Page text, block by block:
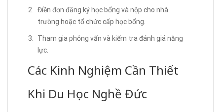
Điền đơn đăng ký học bổng và nộp cho nhà
trường hoặc tổ chức cấp học bổng.
Tham gia phỏng vấn và kiểm tra đánh giá năng
lực.
Các Kinh Nghiệm Cần Thiết
Khi Du Học Nghề Đức